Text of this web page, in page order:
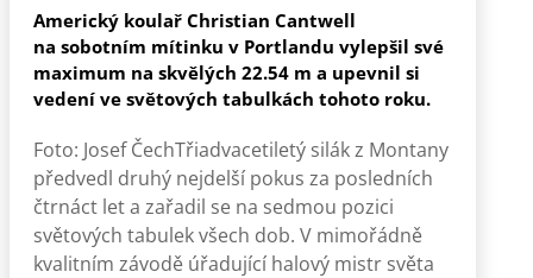
Americký koulař Christian Cantwell
na sobotním mítinku v Portlandu vylepšil své
maximum na skvělých 22.54 m a upevnil si
vedení ve světových tabulkách tohoto roku.
Foto: Josef ČechTřiadvacetiletý silák z Montany
předvedl druhý nejdelší pokus za posledních
čtrnáct let a zařadil se na sedmou pozici
světových tabulek všech dob. V mimořádně
kvalitním závodě úřadující halový mistr světa